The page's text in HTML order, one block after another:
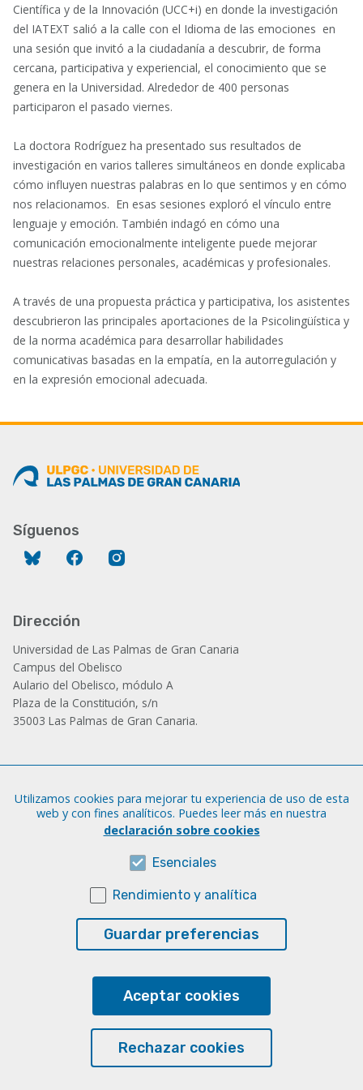
Científica y de la Innovación (UCC+i) en donde la investigación
del IATEXT salió a la calle con el Idioma de las emociones en
una sesión que invitó a la ciudadanía a descubrir, de forma
cercana, participativa y experiencial, el conocimiento que se
genera en la Universidad. Alrededor de 400 personas
participaron el pasado viernes.
La doctora Rodríguez ha presentado sus resultados de
investigación en varios talleres simultáneos en donde explicaba
cómo influyen nuestras palabras en lo que sentimos y en cómo
nos relacionamos. En esas sesiones exploró el vínculo entre
lenguaje y emoción. También indagó en cómo una
comunicación emocionalmente inteligente puede mejorar
nuestras relaciones personales, académicas y profesionales.
A través de una propuesta práctica y participativa, los asistentes
descubrieron las principales aportaciones de la Psicolingüística y
de la norma académica para desarrollar habilidades
comunicativas basadas en la empatía, en la autorregulación y
en la expresión emocional adecuada.
Síguenos
Bluesky Facebook
Dirección
Universidad de Las Palmas de Gran Canaria
Campus del Obelisco
Aulario del Obelisco, módulo A
Plaza de la Constitución, s/n
35003 Las Palmas de Gran Canaria.
Tfno.: +34 928 452 771 / 452 787
Fax: +34 928 451 701
Sobre esta web
Utilizamos cookies para mejorar tu experiencia de uso de esta
web y con fines analíticos. Puedes leer más en nuestra
declaración sobre cookies
Esenciales
Rendimiento y analítica
Guardar preferencias
Aceptar cookies
Rechazar cookies